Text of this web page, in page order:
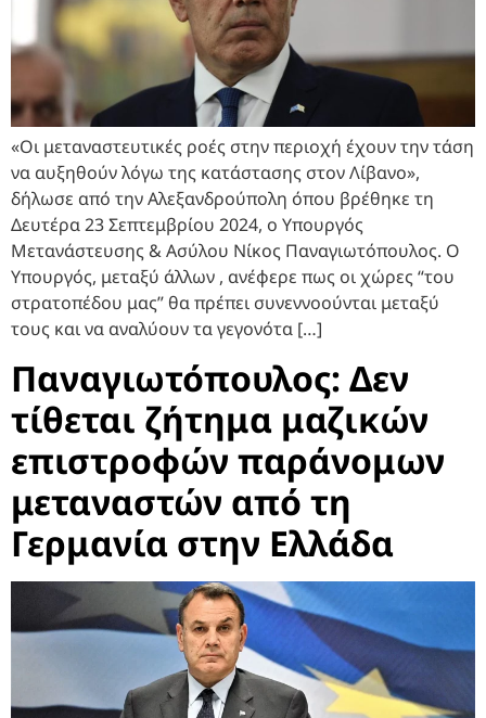
«Οι μεταναστευτικές ροές στην περιοχή έχουν την τάση
να αυξηθούν λόγω της κατάστασης στον Λίβανο»,
δήλωσε από την Αλεξανδρούπολη όπου βρέθηκε τη
Δευτέρα 23 Σεπτεμβρίου 2024, ο Υπουργός
Μετανάστευσης & Ασύλου Νίκος Παναγιωτόπουλος. Ο
Υπουργός, μεταξύ άλλων , ανέφερε πως οι χώρες “του
στρατοπέδου μας” θα πρέπει συνεννοούνται μεταξύ
τους και να αναλύουν τα γεγονότα […]
Παναγιωτόπουλος: Δεν
τίθεται ζήτημα μαζικών
επιστροφών παράνομων
μεταναστών από τη
Γερμανία στην Ελλάδα